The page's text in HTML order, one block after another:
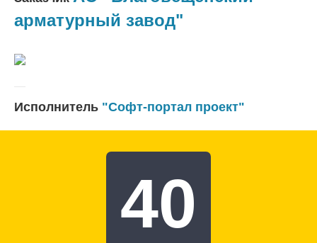
арматурный завод"
Исполнитель "Софт-портал проект"
40